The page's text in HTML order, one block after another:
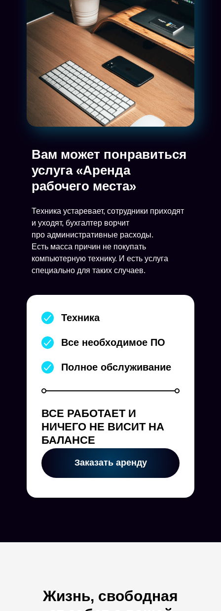
Вам может понравиться
услуга «Аренда
рабочего места»
Техника устаревает, сотрудники приходят
и уходят, бухгалтер ворчит
про административные расходы.
Есть масса причин не покупать
компьютерную технику. И есть услуга
специально для таких случаев.
Техника
Все необходимое ПО
Полное обслуживание
ВСЕ РАБОТАЕТ И
НИЧЕГО НЕ ВИСИТ НА
БАЛАНСЕ
Заказать аренду
Жизнь, свободная